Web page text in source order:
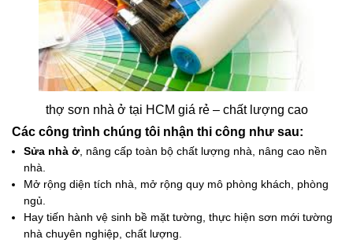
thợ sơn nhà ở tại HCM giá rẻ – chất lượng cao
Các công trình chúng tôi nhận thi công như sau:
Sửa nhà ở, nâng cấp toàn bộ chất lượng nhà, nâng cao nền
nhà.
Mở rộng diện tích nhà, mở rộng quy mô phòng khách, phòng
ngủ.
Hay tiến hành vệ sinh bề mặt tường, thực hiện sơn mới tường
nhà chuyên nghiệp, chất lượng.